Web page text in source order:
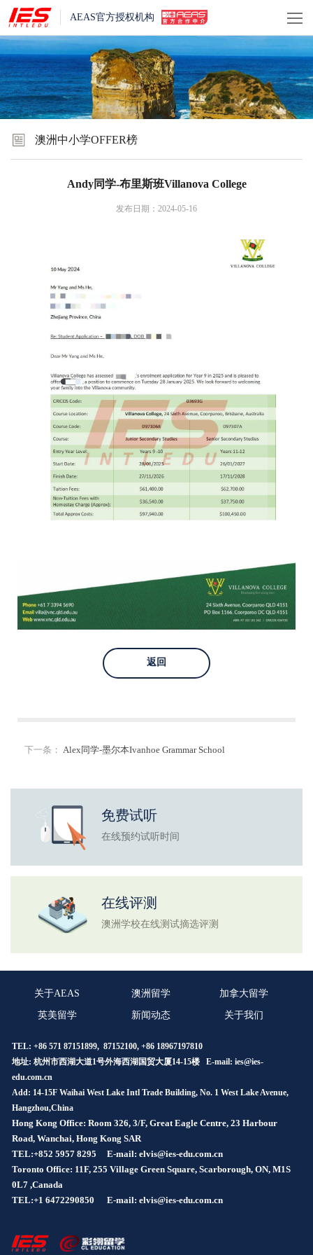
AEAS官方授权机构
澳洲中小学OFFER榜
Andy同学-布里斯班Villanova College
发布日期：2024-05-16
返回
下一条： Alex同学-墨尔本Ivanhoe Grammar School
免费试听
在线预约试听时间
在线评测
澳洲学校在线测试摘选评测
关于AEAS 澳洲留学 加拿大留学
英美留学 新闻动态 关于我们
TEL: +86 571 87151899, 87152100, +86 18967197810
地址: 杭州市西湖大道1号外海西湖国贸大厦14-15楼 E-mail: ies@ies-
edu.com.cn
Add: 14-15F Waihai West Lake Intl Trade Building, No. 1 West Lake Avenue,
Hangzhou,China
Hong Kong Office: Room 326, 3/F, Great Eagle Centre, 23 Harbour
Road, Wanchai, Hong Kong SAR
TEL:+852 5957 8295
E-mail: elvis@ies-edu.com.cn
Toronto Office: 11F, 255 Village Green Square, Scarborough, ON, M1S
0L7 ,Canada
TEL:+1 6472290850 E-mail: elvis@ies-edu.com.cn